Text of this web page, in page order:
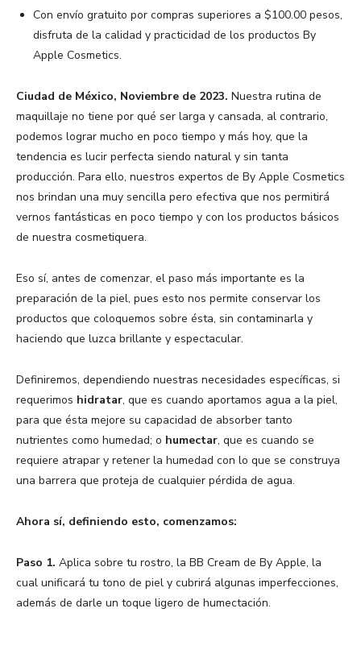
Con envío gratuito por compras superiores a $100.00 pesos,
disfruta de la calidad y practicidad de los productos By
Apple Cosmetics.
Ciudad de México, Noviembre de 2023. Nuestra rutina de
maquillaje no tiene por qué ser larga y cansada, al contrario,
podemos lograr mucho en poco tiempo y más hoy, que la
tendencia es lucir perfecta siendo natural y sin tanta
producción. Para ello, nuestros expertos de By Apple Cosmetics
nos brindan una muy sencilla pero efectiva que nos permitirá
vernos fantásticas en poco tiempo y con los productos básicos
de nuestra cosmetiquera.
Eso sí, antes de comenzar, el paso más importante es la
preparación de la piel, pues esto nos permite conservar los
productos que coloquemos sobre ésta, sin contaminarla y
haciendo que luzca brillante y espectacular.
Definiremos, dependiendo nuestras necesidades específicas, si
requerimos hidratar, que es cuando aportamos agua a la piel,
para que ésta mejore su capacidad de absorber tanto
nutrientes como humedad; o humectar, que es cuando se
requiere atrapar y retener la humedad con lo que se construya
una barrera que proteja de cualquier pérdida de agua.
Ahora sí, definiendo esto, comenzamos:
Paso 1. Aplica sobre tu rostro, la BB Cream de By Apple, la
cual unificará tu tono de piel y cubrirá algunas imperfecciones,
además de darle un toque ligero de humectación.